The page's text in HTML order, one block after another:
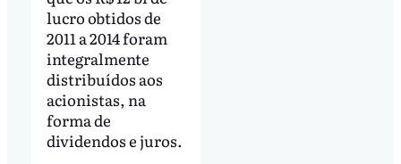
lucro obtidos de
2011 a 2014 foram
integralmente
distribuídos aos
acionistas, na
forma de
dividendos e juros.